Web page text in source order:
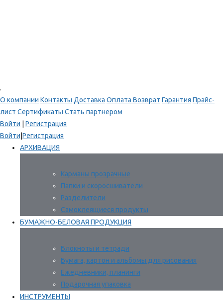
.
О компании Контакты Доставка Оплата Возврат Гарантия Прайс-
лист Сертификаты Стать партнером
Войти
Регистрация
Войти Регистрация
АРХИВАЦИЯ
Карманы прозрачные
Папки и скоросшиватели
Разделители
Самоклеящиеся продукты
БУМАЖНО-БЕЛОВАЯ ПРОДУКЦИЯ
Блокноты и тетради
Бумага, картон и альбомы для рисования
Ежедневники, планинги
Подарочная упаковка
ИНСТРУМЕНТЫ